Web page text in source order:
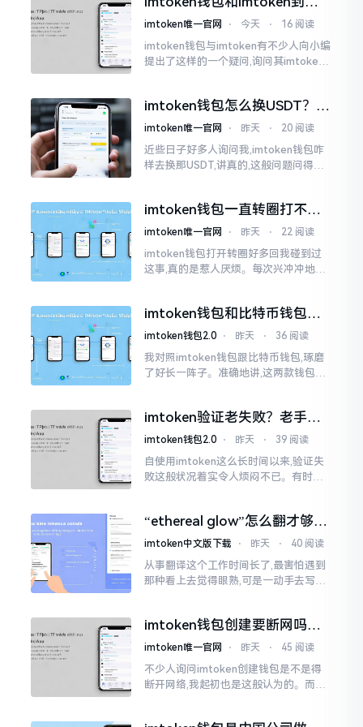
是不是一回事？看完就懂了
imtoken唯一官网 ⋅ 今天 ⋅ 16 阅读
imtoken钱包与imtoken有不少人向小编
提出了这样的一个疑问,询问其imtoken
同一个物品
imtoken钱包怎么换USDT？这
几种方法你得知道
imtoken唯一官网 ⋅ 昨天 ⋅ 20 阅读
近些日子好多人询问我,imtoken钱包咋
样去换那USDT,讲真的,这般问题问得很
imtoken钱包一直转圈打不开
解决办法分享
imtoken唯一官网 ⋅ 昨天 ⋅ 22 阅读
imtoken钱包打开转圈好多回我碰到过
这事,真的是惹人厌烦。每次兴冲冲地开
大家说法不尽相同
imtoken钱包和比特币钱包，
谁更安全？老玩家来聊聊
imtoken钱包2.0 ⋅ 昨天 ⋅ 36 阅读
我对照imtoken钱包跟比特币钱包,琢磨
了好长一阵子。准确地讲,这两款钱包我
挺美观
imtoken验证老失败？老手教
你几招搞定
imtoken钱包2.0 ⋅ 昨天 ⋅ 39 阅读
自使用imtoken这么长时间以来,验证失
败这般状况着实令人烦闷不已。有时急
至极点。
“ethereal glow”怎么翻才够味
儿？翻译圈老油条的私房话
imtoken中文版下载 ⋅ 昨天 ⋅ 40 阅读
从事翻译这个工作时间长了,最害怕遇到
那种看上去觉得眼熟,可是一动手去写就
imtoken钱包创建要断网吗？
老玩家说说真实情况
imtoken唯一官网 ⋅ 昨天 ⋅ 45 阅读
不少人询问imtoken创建钱包是不是得
断开网络,我起初也是这般认为的。而后